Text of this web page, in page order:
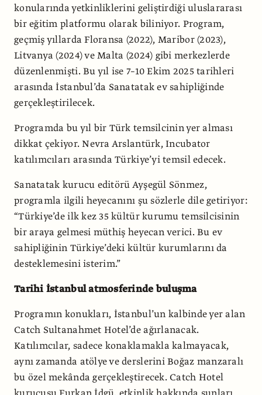
konularında yetkinliklerini geliştirdiği uluslararası
bir eğitim platformu olarak biliniyor. Program,
geçmiş yıllarda Floransa (2022), Maribor (2023),
Litvanya (2024) ve Malta (2024) gibi merkezlerde
düzenlenmişti. Bu yıl ise 7–10 Ekim 2025 tarihleri
arasında İstanbul’da Sanatatak ev sahipliğinde
gerçekleştirilecek.
Programda bu yıl bir Türk temsilcinin yer alması
dikkat çekiyor. Nevra Arslantürk, Incubator
katılımcıları arasında Türkiye’yi temsil edecek.
Sanatatak kurucu editörü Ayşegül Sönmez,
programla ilgili heyecanını şu sözlerle dile getiriyor:
“Türkiye’de ilk kez 35 kültür kurumu temsilcisinin
bir araya gelmesi müthiş heyecan verici. Bu ev
sahipliğinin Türkiye’deki kültür kurumlarını da
desteklemesini isterim.”
Tarihi İstanbul atmosferinde buluşma
Programın konukları, İstanbul’un kalbinde yer alan
Catch Sultanahmet Hotel’de ağırlanacak.
Katılımcılar, sadece konaklamakla kalmayacak,
aynı zamanda atölye ve derslerini Boğaz manzaralı
bu özel mekânda gerçekleştirecek. Catch Hotel